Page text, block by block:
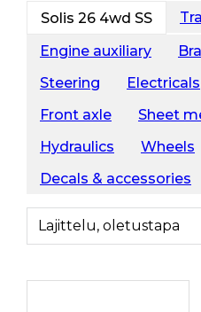
Solis 26 4wd SS
Engine auxiliary
Steering
Electricals
Front axle
Sheet
Hydraulics
Wheels
Decals & accessories